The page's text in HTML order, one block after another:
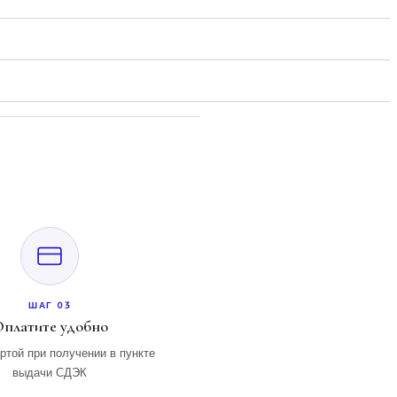
ШАГ 03
удобно
при получении в пункте
выдачи СДЭК